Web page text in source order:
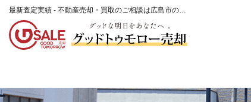
最新査定実績 - 不動産売却・買取のご相談は広島市の不動産会社「グッドトゥモロー売却」